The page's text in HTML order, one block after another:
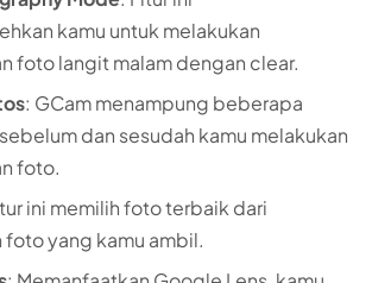
kamu untuk melakukan
foto langit malam dengan clear.
: GCam menampung beberapa
dan sesudah kamu melakukan
foto.
ini memilih foto terbaik dari
foto yang kamu ambil.